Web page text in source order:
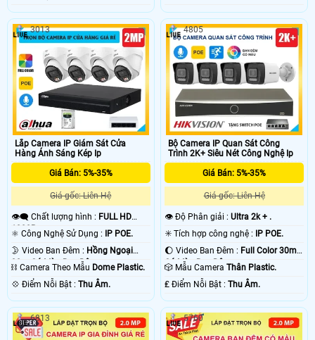
Lắp Camera IP Giám Sát Cửa
Hàng Ánh Sáng Kép Ip
Giá Bán: 5%-35%
Giá gốc: Liên Hệ
👁️‍🗨 Chất lượng hình : FULL HD
1080P .
⚛️ Công Nghệ Sử Dụng :
IP POE.
🌛 Video Ban Đêm : Hồng Ngoại
30m Có Màu Ban Ðêm.
⛓ Camera Theo Mẫu Dome Plastic.
️💠 Điểm Nỗi Bật : Thu Âm.
3013
Bộ Camera IP Quan Sát Công
Trình 2K+ Siêu Nét Công Nghệ Ip
Giá Bán: 5%-35%
Giá gốc: Liên Hệ
👁 Độ Phân giải :Ultra 2k + .
✳️ Tích hợp công nghệ :
IP POE.
🌔 Video Ban Đêm : Full Color 30m
Có Màu Ban Ðêm.
🎲 Mẫu CameraThân Plastic.
️₤ Điểm Nỗi Bật :Thu Âm.
4805
6813 5760